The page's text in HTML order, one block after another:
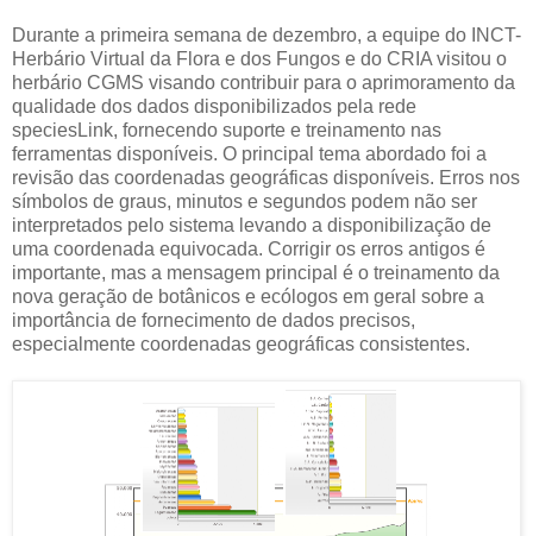
Durante a primeira semana de dezembro, a equipe do INCT-
Herbário Virtual da Flora e dos Fungos e do CRIA visitou o
herbário CGMS visando contribuir para o aprimoramento da
qualidade dos dados disponibilizados pela rede
speciesLink, fornecendo suporte e treinamento nas
ferramentas disponíveis. O principal tema abordado foi a
revisão das coordenadas geográficas disponíveis. Erros nos
símbolos de graus, minutos e segundos podem não ser
interpretados pelo sistema levando a disponibilização de
uma coordenada equivocada. Corrigir os erros antigos é
importante, mas a mensagem principal é o treinamento da
nova geração de botânicos e ecólogos em geral sobre a
importância de fornecimento de dados precisos,
especialmente coordenadas geográficas consistentes.